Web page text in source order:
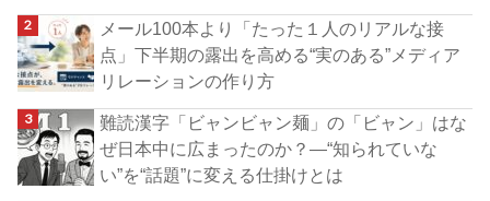
メール100本より「たった１人のリアルな接
点」下半期の露出を高める“実のある”メディア
リレーションの作り方
難読漢字「ビャンビャン麺」の「ビャン」はな
ぜ日本中に広まったのか？―“知られていな
い”を“話題”に変える仕掛けとは